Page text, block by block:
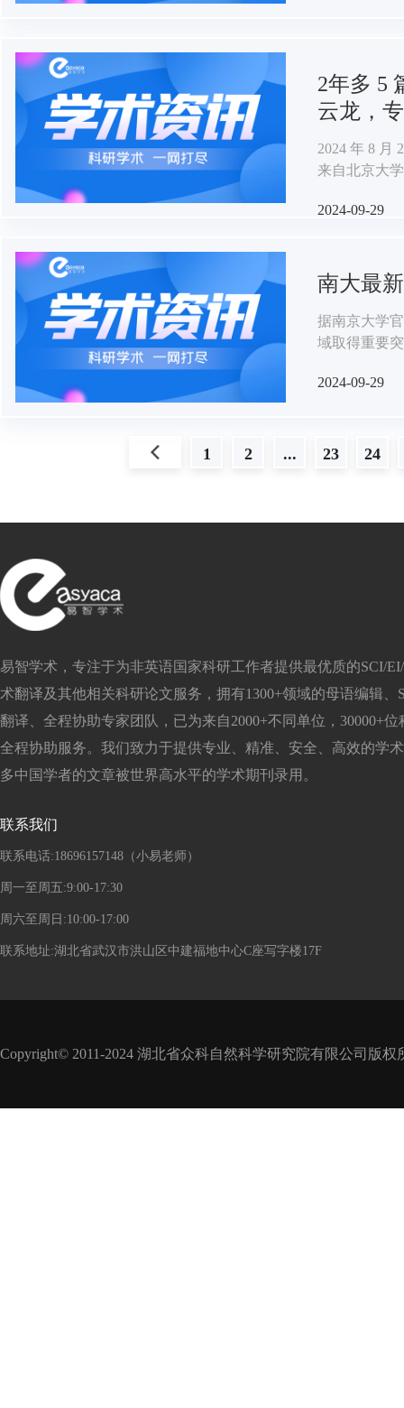
2年多 5
云龙，
2024 年 8 月
来自北京大
之一谢晓亮
2024-09-29
南大最
据南京大学
域取得重要
2024-09-29
上一页 1 2 ... 23 24
易智学术，专注于为非英语国家科研工作者提供最优质的SCI/
术翻译及其他相关科研论文服务，拥有1300+领域的母语编辑、
翻译、全程协助专家团队，已为来自2000+不同单位，30000+
全程协助服务。我们致力于提供专业、精准、安全、高效的学
多中国学者的文章被世界高水平的学术期刊录用。
联系我们
联系电话:18696157148（小易老师）
周一至周五:9:00-17:30
周六至周日:10:00-17:00
联系地址:湖北省武汉市洪山区中建福地中心C座写字楼17F
Copyright© 2011-2024 湖北省众科自然科学研究院有限公司版权